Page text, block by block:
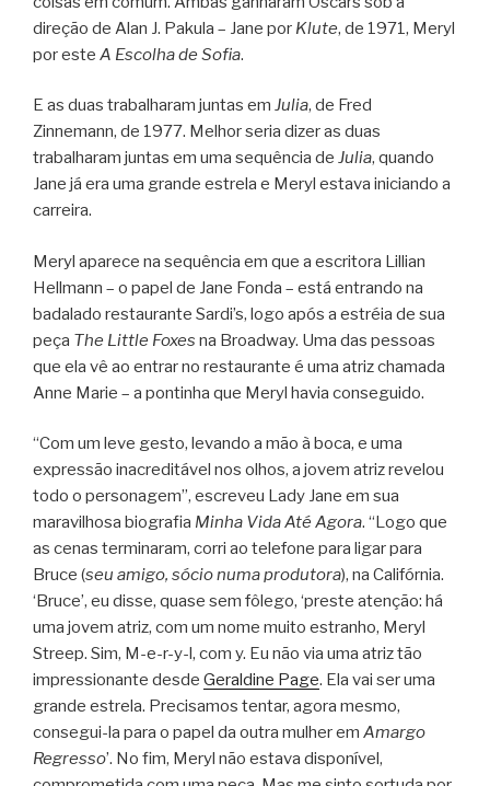
direção de Alan J. Pakula – Jane por Klute, de 1971, Meryl
por este A Escolha de Sofia.
E as duas trabalharam juntas em Julia, de Fred
Zinnemann, de 1977. Melhor seria dizer as duas
trabalharam juntas em uma sequência de Julia, quando
Jane já era uma grande estrela e Meryl estava iniciando a
carreira.
Meryl aparece na sequência em que a escritora Lillian
Hellmann – o papel de Jane Fonda – está entrando na
badalado restaurante Sardi’s, logo após a estréia de sua
peça The Little Foxes na Broadway. Uma das pessoas
que ela vê ao entrar no restaurante é uma atriz chamada
Anne Marie – a pontinha que Meryl havia conseguido.
“Com um leve gesto, levando a mão à boca, e uma
expressão inacreditável nos olhos, a jovem atriz revelou
todo o personagem”, escreveu Lady Jane em sua
maravilhosa biografia Minha Vida Até Agora. “Logo que
as cenas terminaram, corri ao telefone para ligar para
Bruce (seu amigo, sócio numa produtora), na Califórnia.
‘Bruce’, eu disse, quase sem fôlego, ‘preste atenção: há
uma jovem atriz, com um nome muito estranho, Meryl
Streep. Sim, M-e-r-y-l, com y. Eu não via uma atriz tão
impressionante desde Geraldine Page. Ela vai ser uma
grande estrela. Precisamos tentar, agora mesmo,
consegui-la para o papel da outra mulher em Amargo
Regresso’. No fim, Meryl não estava disponível,